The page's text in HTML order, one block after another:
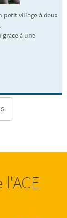
petit village à deux
grâce à une